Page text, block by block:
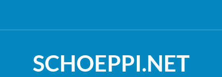
SCHOEPPI.NET